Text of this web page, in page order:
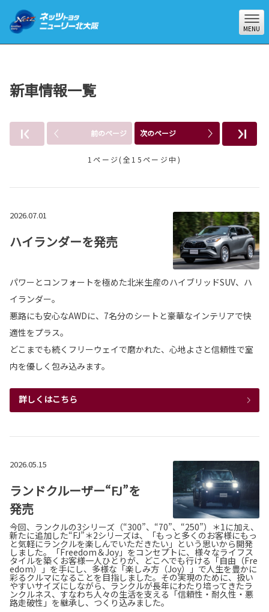
MENU
新車情報一覧
前のページ 次のページ
1ページ(全15ページ中)
2026.07.01
ハイランダーを発売
パワーとコンフォートを極めた北米生産のハイブリッドSUV、ハ
イランダー。
悪路にも安心なAWDに、7名分のシートと豪華なインテリアで快
適性をプラス。
どこまでも続くフリーウェイで磨かれた、心地よさと信頼性で室
内を優しく包み込みます。
詳しくはこちら
2026.05.15
ランドクルーザー“FJ”を
発売
今回、ランクルの3シリーズ（“300”、“70”、“250”） ＊1 に加え、
新たに追加した“FJ”＊2シリーズは、「もっと多くのお客様にもっ
と気軽にランクルを楽しんでいただきたい」という思いから開発
しました。「Freedom＆Joy」をコンセプトに、様々なライフス
タイルを築くお客様一人ひとりが、どこへでも行ける「自由（Fre
edom）」を手にし、多様な「楽しみ方（Joy）」で人生を豊かに
彩るクルマになることを目指しました。その実現のために、扱い
やすいサイズにしながら、ランクルが長年にわたり培ってきたラ
ンクルネス、すなわち人々の生活を支える「信頼性・耐久性・悪
路走破性」を継承し、つくり込みました。